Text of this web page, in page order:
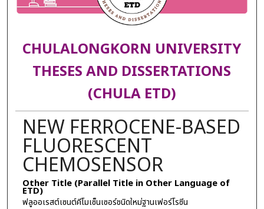
CHULALONGKORN UNIVERSITY
THESES AND DISSERTATIONS
(CHULA ETD)
NEW FERROCENE-BASED
FLUORESCENT
CHEMOSENSOR
Other Title (Parallel Title in Other Language of
ETD)
ฟลูออเรสต์เซนต์คีโมเซ็นเซอร์ชนิดใหม่ฐานเฟอร์โรซีน